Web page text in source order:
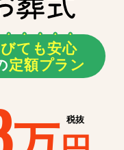
びて も安心
定額プラン
税抜